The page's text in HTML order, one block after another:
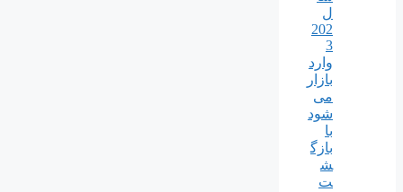
ل
202
3
وارد
بازار
می
شود
با
بازگ
ش
ت